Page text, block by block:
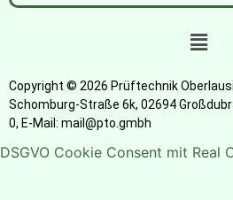
Copyright © 2026 Prüftechnik
Schomburg-Straße 6k, 02694
0, E-Mail: mail@pto.gmbh
DSGVO Cookie Consent mit Real